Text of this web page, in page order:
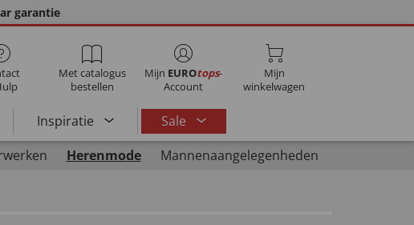
garantie
Met catalogus
bestellen
Mijn EUROtops-
Account
Mijn
winkelwagen
Inspiratie
Sale
Herenmode Mannenaangelegenheden